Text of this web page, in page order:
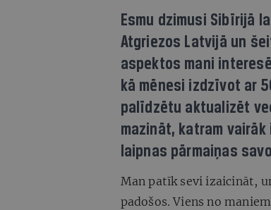
Esmu dzimusi Sibīrijā
Atgriezos Latvijā un
aspektos mani
kā mēnesi izdzīvot ar
palīdzētu aktualizēt
mazināt, katram
laipnas pārmaiņas
Man patīk sevi izaicināt,
padošos. Viens no